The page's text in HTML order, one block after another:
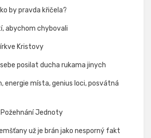
by pravda křičela?
abychom chybovali
Kristovy
posilat ducha rukama jinych
energie místa, genius loci, posvátná
Požehnání Jednoty
už je brán jako nesporný fakt